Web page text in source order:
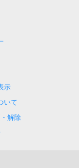
示
いて
解除